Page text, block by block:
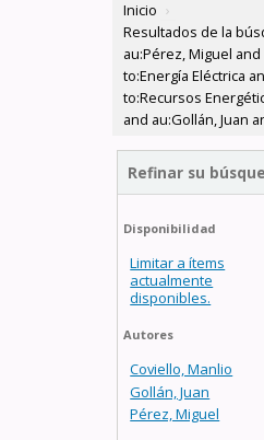
Inicio ›
Resultados de la
au:Pérez, Miguel
to:Energía Eléctrica
to:Recursos
and au:Gollán, Juan
Refinar su
Disponibilidad
Limitar a ítems
actualmente
disponibles.
Autores
Coviello, Manlio
Gollán, Juan
Pérez, Miguel